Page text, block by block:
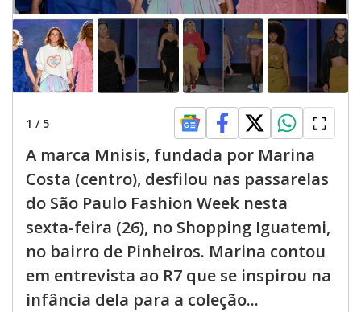
1 / 5
A marca Mnisis, fundada por Marina
Costa (centro), desfilou nas passarelas
do São Paulo Fashion Week nesta
sexta-feira (26), no Shopping Iguatemi,
no bairro de Pinheiros. Marina contou
em entrevista ao R7 que se inspirou na
infância dela para a coleção...